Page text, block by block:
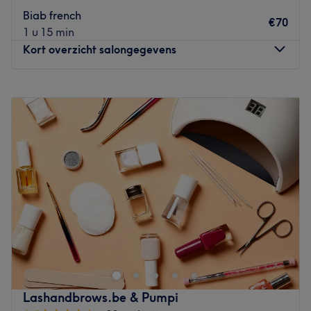
Sfeer: vriendelijk & verzorgd
Gespecialiseerd in: nagelbehandelingen
Gebruikte merken en producten:
Go to venue
Biab french
1 u 15 min
€70
Kort overzicht salongegevens
Dinsdag
19:00
Woensdag
09:00
19:00
Donderdag
19:00
Vrijdag
09:00
19:00
Zaterdag
09:00 –19:00
Zondag
Gesloten
Welkom bij Sofiya NailCare| Kasteelpleinstraat in
Antwerpen. In deze salon kun je terecht voor verschillende
nagelbehandelingen. Het team van Sofiya NailCare
zorgt ervoor dat elke klant zich speciaal voelt. Het team
neemt de tijd voor elke klant en zorgt ervoor dat iedereen
de persoonlijke aandacht krijgt die ze verdienen
Lashandbrows.be & Pumpi